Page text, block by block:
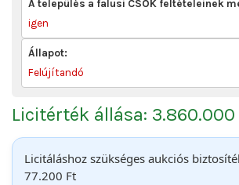
A település a falusi CSOK feltételeinek
igen
Állapot:
Felújítandó
Licitérték állása: 3.860.000
Licitáláshoz szükséges aukciós
77.200 Ft